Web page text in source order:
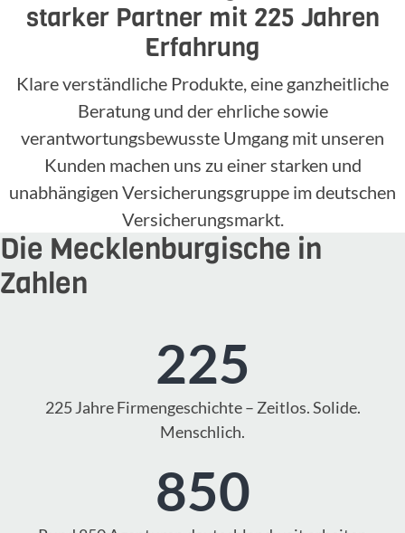
starker Partner mit 225 Jahren
Erfahrung
Klare verständliche Produkte, eine ganzheitliche
Beratung und der ehrliche sowie
verantwortungsbewusste Umgang mit unseren
Kunden machen uns zu einer starken und
unabhängigen Versicherungsgruppe im deutschen
Versicherungsmarkt.
Die Mecklenburgische in
Zahlen
225
225 Jahre Firmengeschichte – Zeitlos. Solide.
Menschlich.
850